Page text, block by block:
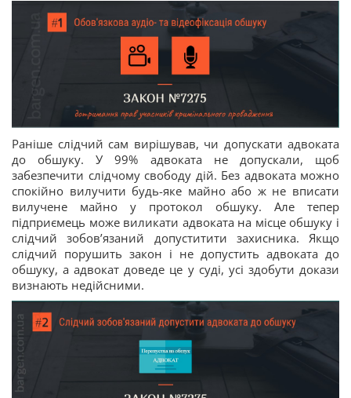
Раніше слідчий сам вирішував, чи допускати адвоката
до обшуку. У 99% адвоката не допускали, щоб
забезпечити слідчому свободу дій. Без адвоката можно
спокійно вилучити будь-яке майно або ж не вписати
вилучене майно у протокол обшуку. Але тепер
підприємець може виликати адвоката на місце обшуку і
слідчий зобов’язаний допуститити захисника. Якщо
слідчий порушить закон і не допустить адвоката до
обшуку, а адвокат доведе це у суді, усі здобути докази
визнають недійсними.